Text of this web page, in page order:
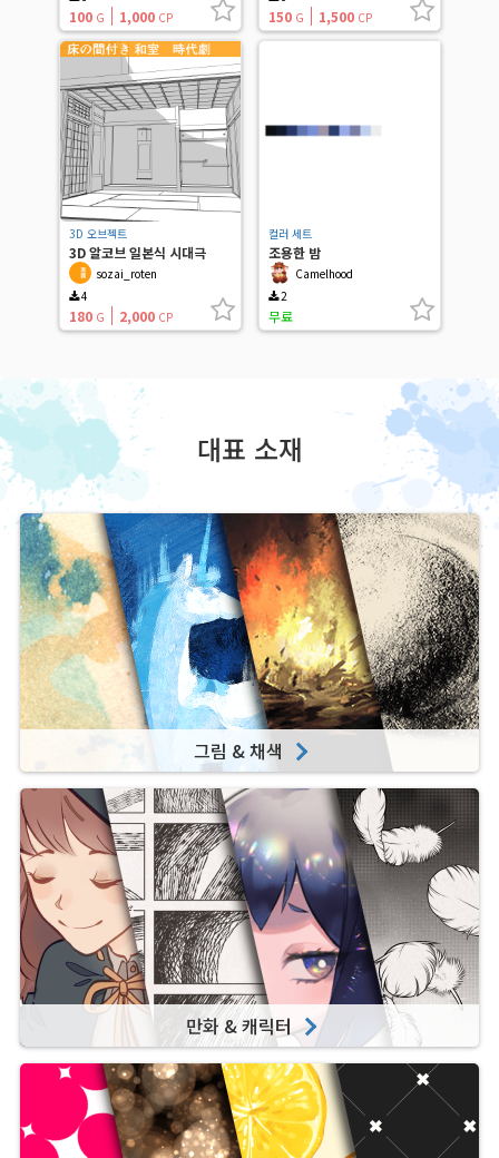
100 G 1,000 CP 150 G 1,500 CP
3D 오브젝트
3D 알코브 일본식 시대극
sozai_roten
4
180 G 2,000 CP
컬러 세트
조용한 밤
Camelhood
2
무료
대표 소재
그림 & 채색
만화 & 캐릭터